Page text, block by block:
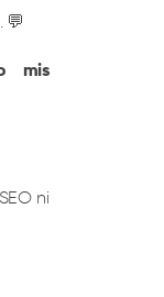
💬
mis
ni